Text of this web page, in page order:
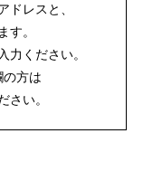
ドレスと、
す。
ください。
の方は
さい。